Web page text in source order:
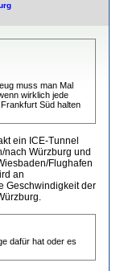
muss man Mal
wirklich jede
Süd halten
ein ICE-Tunnel
nach Würzburg und
Flughafen
an
Geschwindigkeit der
dafür hat oder es